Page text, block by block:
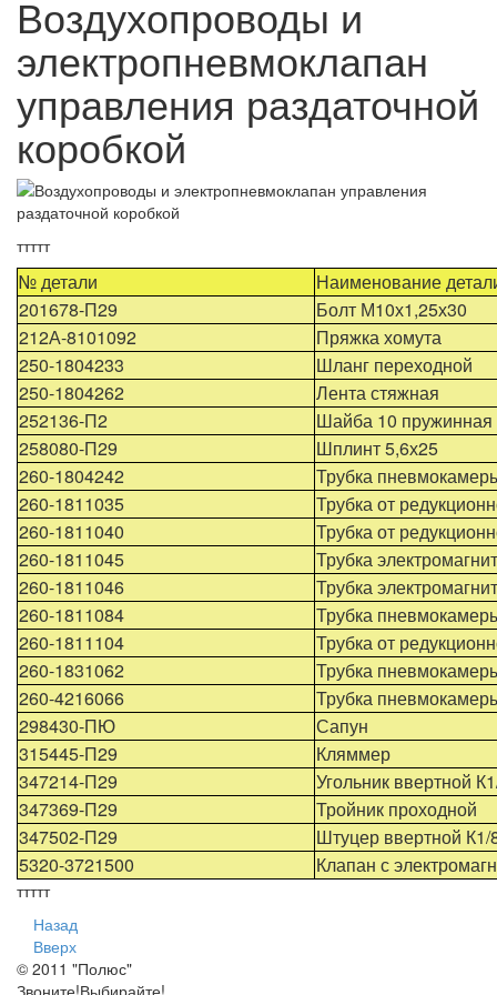
Воздухопроводы и
электропневмоклапан
управления раздаточной
коробкой
ттттт
№ детали
Наименование
201678-П29
Болт М10х1,25х30
212А-8101092
Пряжка хомута
250-1804233
Шланг переходной
250-1804262
Лента стяжная
252136-П2
Шайба 10 пружинная
258080-П29
Шплинт 5,6х25
260-1804242
Трубка
260-1811035
Трубка от
260-1811040
Трубка от
260-1811045
Трубка
260-1811046
Трубка
260-1811084
Трубка
260-1811104
Трубка от
260-1831062
Трубка
260-4216066
Трубка
298430-ПЮ
Сапун
315445-П29
Кляммер
347214-П29
Угольник ввертной
347369-П29
Тройник проходной
347502-П29
Штуцер ввертной
5320-3721500
Клапан с
ттттт
Назад
Вверх
© 2011 "Полюс"
Звоните!Выбирайте!